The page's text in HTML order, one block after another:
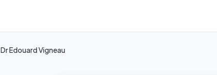
Dr Edouard Vigneau